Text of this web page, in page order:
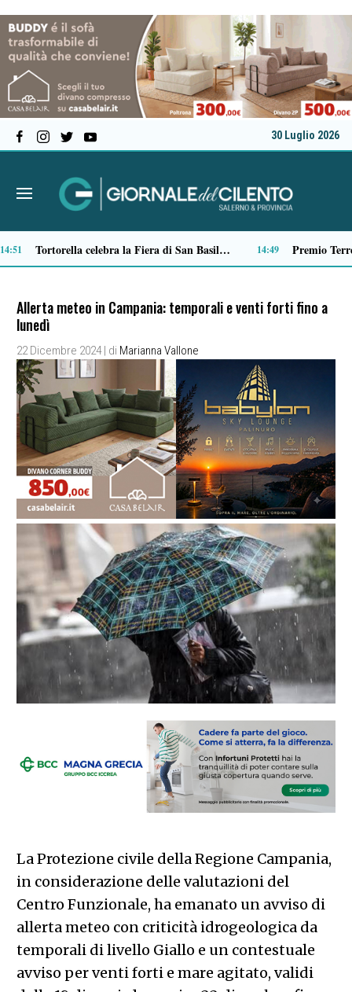
30 Luglio 2026
Microcemento, tutto quello che c’è da sapere prima di sceglierlo 13:22 Verso il 66^ Salone nautico internazionale di Genova: aperto il ticketing online
Allerta meteo in Campania: temporali e venti forti fino a
lunedì
22 Dicembre 2024 | di Marianna Vallone
La Protezione civile della Regione Campania,
in considerazione delle valutazioni del
Centro Funzionale, ha emanato un avviso di
allerta meteo con criticità idrogeologica da
temporali di livello Giallo e un contestuale
avviso per venti forti e mare agitato, validi